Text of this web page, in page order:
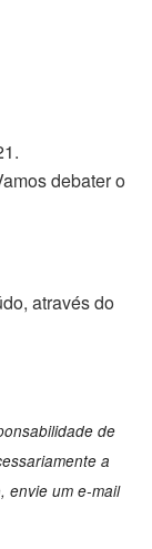
03/2021.
debater o
através do
de
a
envie um e-mail